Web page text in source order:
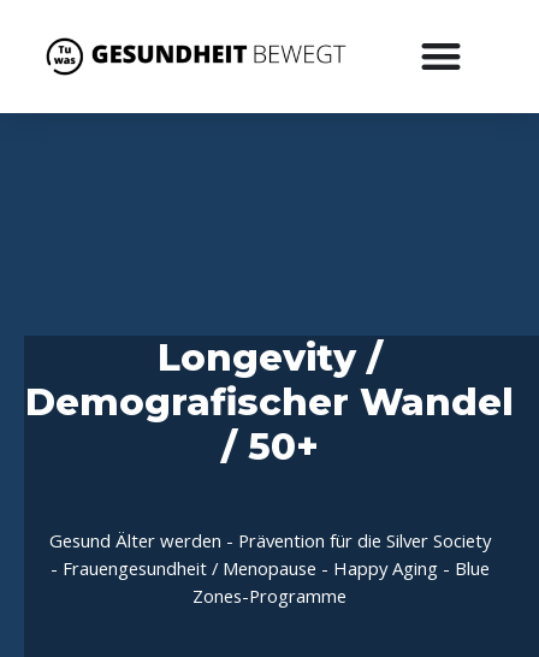
Longevity /
Demografischer Wandel
/ 50+
Gesund Älter werden - Prävention für die Silver Society
- Frauengesundheit / Menopause - Happy Aging - Blue
Zones-Programme